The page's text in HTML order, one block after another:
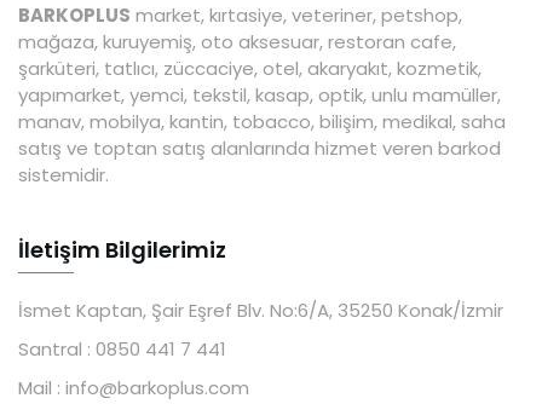
BARKOPLUS market, kırtasiye, veteriner, petshop,
mağaza, kuruyemiş, oto aksesuar, restoran cafe,
şarküteri, tatlıcı, züccaciye, otel, akaryakıt, kozmetik,
yapımarket, yemci, tekstil, kasap, optik, unlu mamüller,
manav, mobilya, kantin, tobacco, bilişim, medikal, saha
satış ve toptan satış alanlarında hizmet veren barkod
sistemidir.
İletişim Bilgilerimiz
İsmet Kaptan, Şair Eşref Blv. No:6/A, 35250 Konak/İzmir
Santral : 0850 441 7 441
Mail : info@barkoplus.com